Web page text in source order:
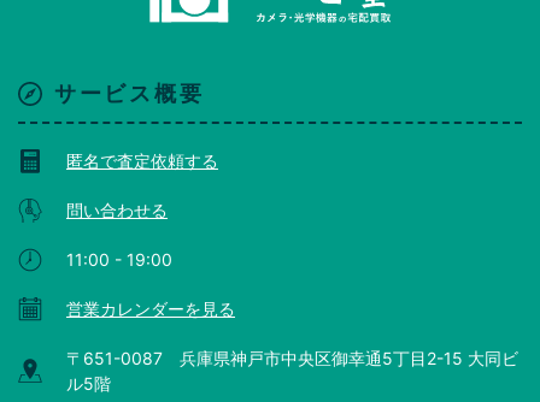
サービス概要
匿名で査定依頼する
問い合わせる
11:00 - 19:00
営業カレンダーを見る
〒651-0087 兵庫県神戸市中央区御幸通5丁目2-15 大同ビ
ル5階